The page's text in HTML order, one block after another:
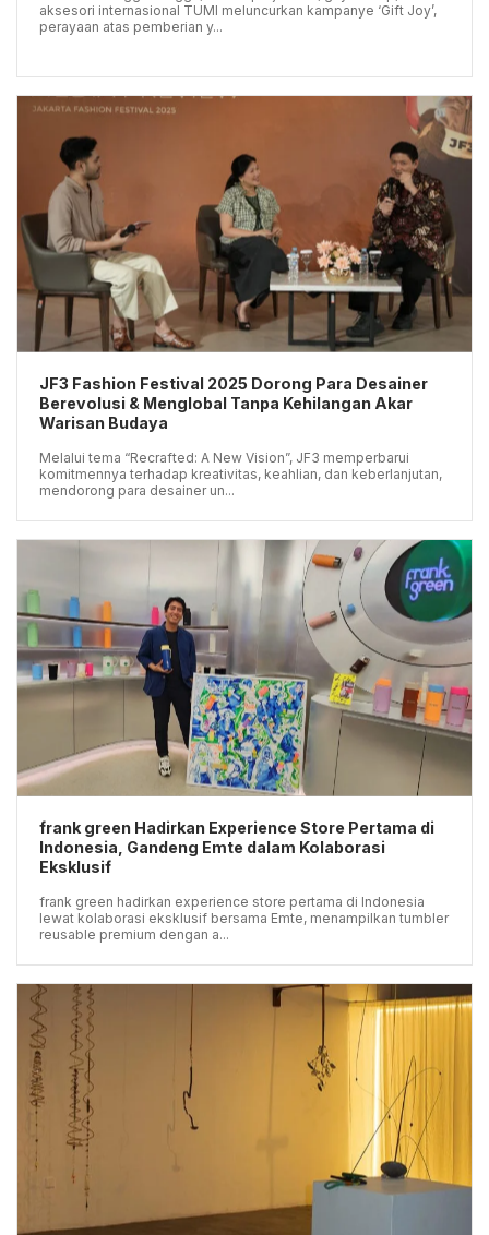
aksesori internasional TUMI meluncurkan kampanye ‘Gift Joy’,
perayaan atas pemberian y...
JF3 Fashion Festival 2025 Dorong Para Desainer
Berevolusi & Menglobal Tanpa Kehilangan Akar
Warisan Budaya
Melalui tema “Recrafted: A New Vision”, JF3 memperbarui
komitmennya terhadap kreativitas, keahlian, dan keberlanjutan,
mendorong para desainer un...
frank green Hadirkan Experience Store Pertama di
Indonesia, Gandeng Emte dalam Kolaborasi
Eksklusif
frank green hadirkan experience store pertama di Indonesia
lewat kolaborasi eksklusif bersama Emte, menampilkan tumbler
reusable premium dengan a...